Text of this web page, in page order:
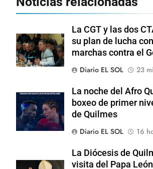
La CGT y las dos
su plan de lucha
marchas contra el
Diario EL SOL
23
La noche del Afro
boxeo de primer
de Quilmes
Diario EL SOL
16
La Diócesis de
visita del Papa